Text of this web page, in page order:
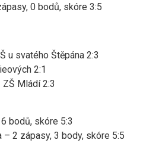
0 bodů, skóre 3:5
u svatého Štěpána 2:3
2:1
Mládí 2:3
bodů, skóre 5:3
– 2 zápasy, 3 body, skóre 5:5